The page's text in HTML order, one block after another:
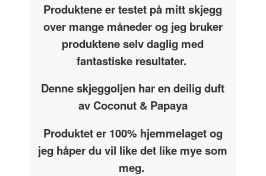
Produktene er testet på mitt skjegg
over mange måneder og jeg bruker
produktene selv daglig med
fantastiske resultater.
Denne skjeggoljen har en deilig duft
av Coconut & Papaya
Produktet er 100% hjemmelaget og
jeg håper du vil like det like mye som
meg.